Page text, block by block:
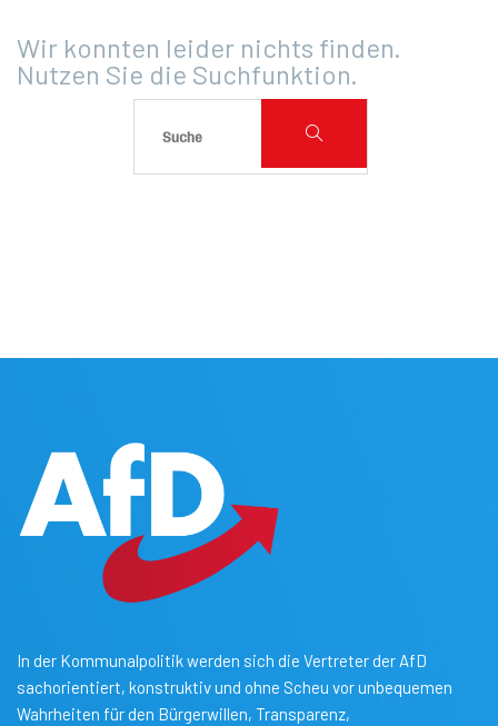
Wir konnten leider nichts finden.
Nutzen Sie die Suchfunktion.
In der Kommunalpolitik werden sich die Vertreter der AfD
sachorientiert, konstruktiv und ohne Scheu vor unbequemen
Wahrheiten für den Bürgerwillen, Transparenz,